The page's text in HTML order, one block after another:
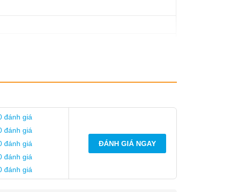
đánh giá
đánh giá
đánh giá
đánh giá
đánh giá
ĐÁNH GIÁ NGAY